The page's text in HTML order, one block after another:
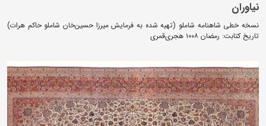
نیاوران
نسخه خطی شاهنامه شاملو (تهیه شده به فرمایش میرزا حسین‌خان شاملو حاکم هرات)
تاریخ کتابت: رمضان ۱۰۰۸ هجری‌قمری